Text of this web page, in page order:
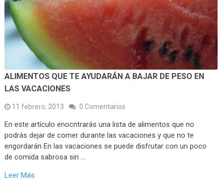
ALIMENTOS QUE TE AYUDARÁN A BAJAR DE PESO EN
LAS VACACIONES
11 febrero, 2013 0 Comentarios
En este artículo enocntrarás una lista de alimentos que no
podrás dejar de comer durante las vacaciones y que no te
engordarán En las vacaciones se puede disfrutar con un poco
de comida sabrosa sin …
Leer Más